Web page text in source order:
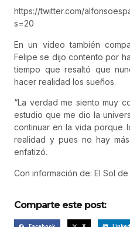
https://twitter.com/
s=20
En un video también
Felipe se dijo contento por
tiempo que resaltó que
hacer realidad los sueños.
“La verdad me siento muy
estudio que me dio la
continuar en la vida porque
realidad y pues no hay
enfatizó.
Con información de: El Sol de
Comparte este post: